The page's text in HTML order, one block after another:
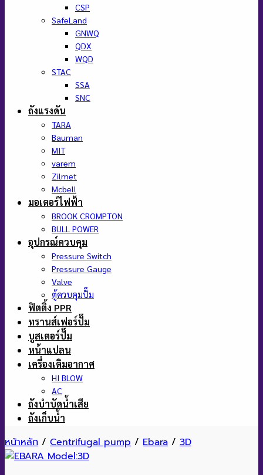
CSP
SafeLand
GNWQ
QDX
WQD
STAC
SSA
SNC
ถังแรงดัน
TARA
Bauman
MIT
varem
Zilmet
Mcbell
มอเตอร์ไฟฟ้า
BROOK CROMPTON
BULL POWER
อุปกรณ์ควบคุม
Pressure Switch
Pressure Gauge
Valve
ตู้ควบคุมปั๊ม
ฟิตติ้ง PPR
ทรานส์เฟอร์ปั๊ม
บูสเตอร์ปั๊ม
หน้าแปลน
เครื่องเติมอากาศ
HI BLOW
AC
ถังบำบัดน้ำเสีย
ถังเก็บน้ำ
หน้าหลัก / Centrifugal pump / Ebara / 3D